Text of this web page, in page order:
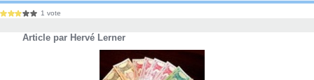
1 vote
Article par Hervé Lerner